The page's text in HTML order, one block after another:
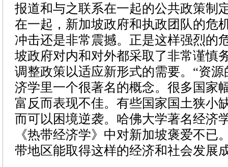
报道和与之联系在一起的公共政策制
在一起，新加坡政府和执政团队的危
冲击还是非常震撼。正是这样强烈的
坡政府对内和对外都采取了非常谨慎
调整政策以适应新形式的需要。“资源
济学里一个很著名的概念。很多国家
富反而表现不佳。有些国家国土狭小
而可以困境逆袭。哈佛大学著名经济
《热带经济学》中对新加坡褒爱不已
带地区能取得这样的经济和社会发展